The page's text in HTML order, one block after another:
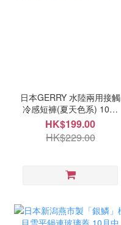
日本GERRY 水陸兩用接觸
冷感短褲(夏天色系) 10月
中
HK$199.00
HK$229.00